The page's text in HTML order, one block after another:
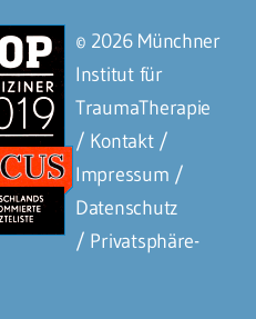
© 2026 Münchner
Institut für
TraumaTherapie
/ Kontakt /
Impressum /
Datenschutz
/ Privatsphäre-